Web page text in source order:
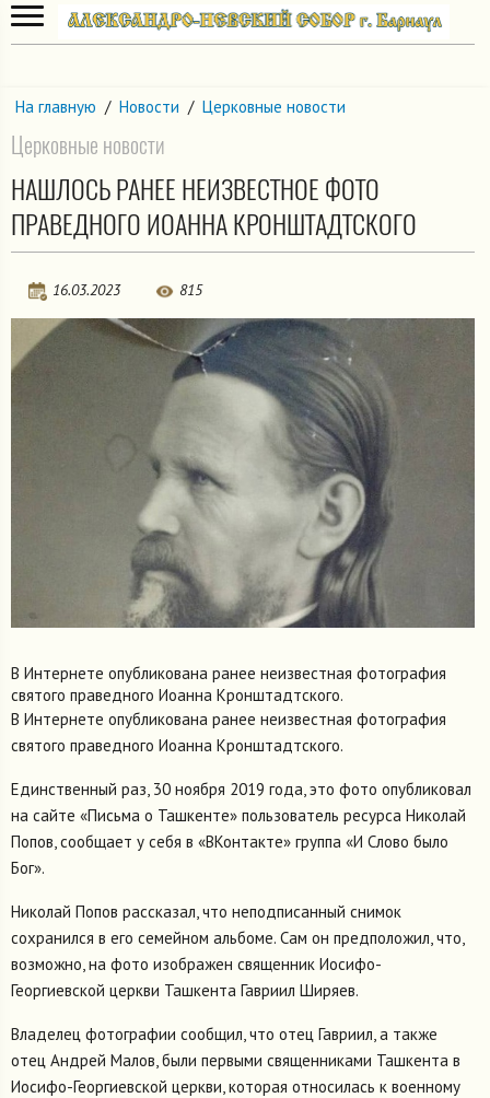
На главную / Новости / Церковные новости
Церковные новости
НАШЛОСЬ РАНЕЕ НЕИЗВЕСТНОЕ ФОТО
ПРАВЕДНОГО ИОАННА КРОНШТАДТСКОГО
16.03.2023 815
В Интернете опубликована ранее неизвестная фотография
святого праведного Иоанна Кронштадтского.
В Интернете опубликована ранее неизвестная фотография
святого праведного Иоанна Кронштадтского.
Единственный раз, 30 ноября 2019 года, это фото опубликовал
на сайте «Письма о Ташкенте» пользователь ресурса Николай
Попов, сообщает у себя в «ВКонтакте» группа «И Слово было
Бог».
Николай Попов рассказал, что неподписанный снимок
сохранился в его семейном альбоме. Сам он предположил, что,
возможно, на фото изображен священник Иосифо-
Георгиевской церкви Ташкента Гавриил Ширяев.
Владелец фотографии сообщил, что отец Гавриил, а также
отец Андрей Малов, были первыми священниками Ташкента в
Иосифо-Георгиевской церкви, которая относилась к военному